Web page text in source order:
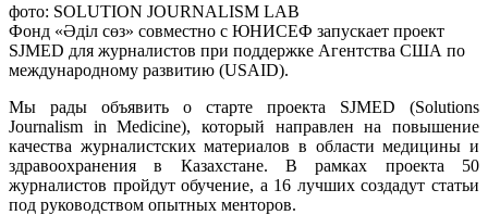
фото: SOLUTION JOURNALISM LAB
Фонд «Әділ сөз» совместно с ЮНИСЕФ запускает проект
SJMED для журналистов при поддержке Агентства США по
международному развитию (USAID).
Мы рады объявить о старте проекта SJMED (Solutions
Journalism in Medicine), который направлен на повышение
качества журналистских материалов в области медицины и
здравоохранения в Казахстане. В рамках проекта 50
журналистов пройдут обучение, а 16 лучших создадут статьи
под руководством опытных менторов.